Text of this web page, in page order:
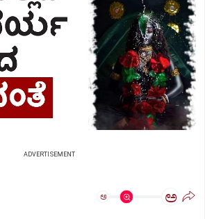
ADVERTISEMENT
ಅ ಅ